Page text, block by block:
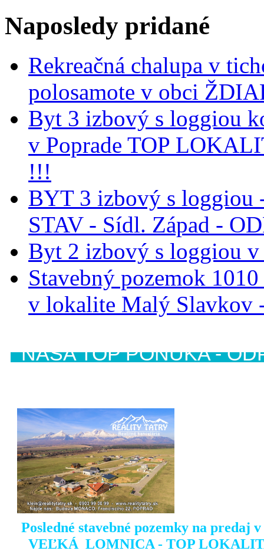
Naposledy pridané
Rekreačná chalupa v
polosamote v obci
Byt 3 izbový s loggiou
v Poprade TOP
!!!
BYT 3 izbový s loggiou
STAV - Sídl. Západ -
Byt 2 izbový s loggiou v
Stavebný pozemok
v lokalite Malý Slavkov
NAŠA TOP PONUKA -
Posledné stavebné pozemky na
VEĽKÁ LOMNICA - TOP